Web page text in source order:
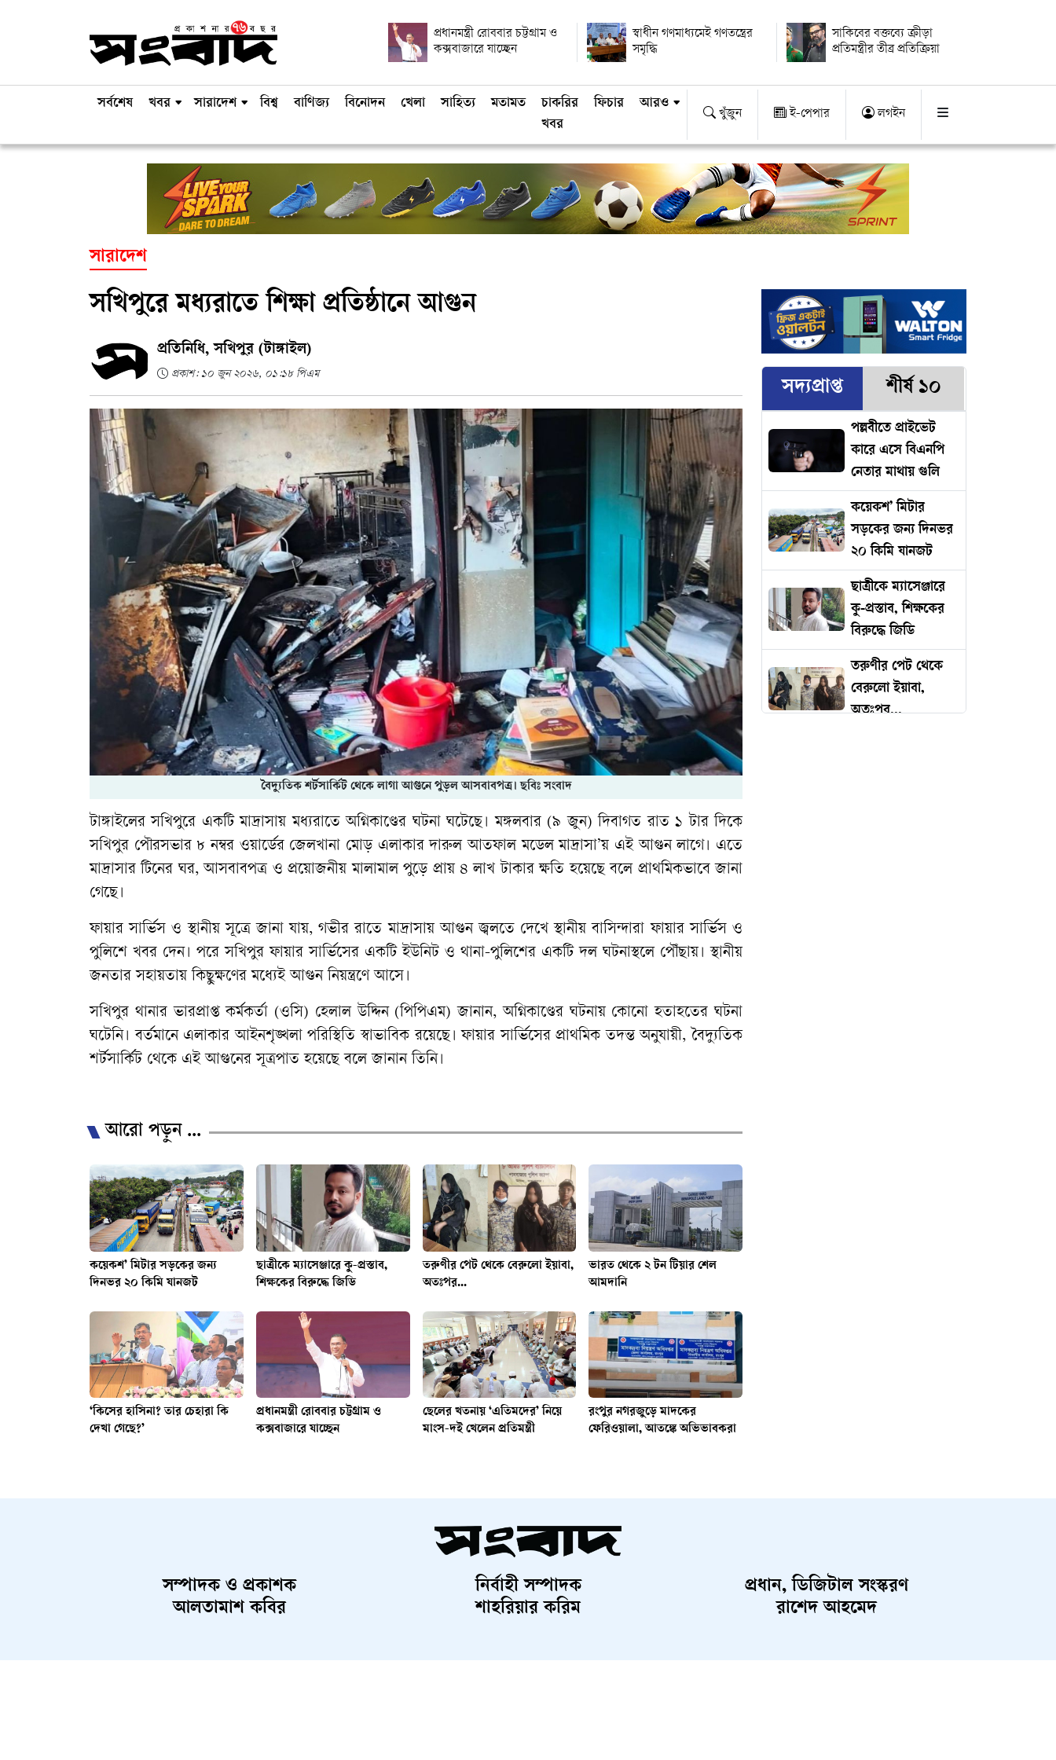
প্রধানমন্ত্রী রোববার চট্টগ্রাম ও
কক্সবাজারে যাচ্ছেন
স্বাধীন গণমাধ্যমেই গণতন্ত্রের
সমৃদ্ধি
সাকিবের বক্তব্যে ক্রীড়া
প্রতিমন্ত্রীর তীব্র প্রতিক্রিয়া
সর্বশেষ খবর সারাদেশ বিশ্ব বাণিজ্য বিনোদন খেলা সাহিত্য মতামত
চাকরির
খবর
ফিচার আরও
খুঁজুন ই-পেপার লগইন
সারাদেশ
সখিপুরে মধ্যরাতে শিক্ষা প্রতিষ্ঠানে আগুন
প্রতিনিধি, সখিপুর (টাঙ্গাইল)
প্রকাশ: ১০ জুন ২০২৬, ০১:১৮ পিএম
বৈদ্যুতিক শর্টসার্কিট থেকে লাগা আগুনে পুড়ল আসবাবপত্র। ছবিঃ সংবাদ
টাঙ্গাইলের সখিপুরে একটি মাদ্রাসায় মধ্যরাতে অগ্নিকাণ্ডের ঘটনা ঘটেছে। মঙ্গলবার (৯ জুন) দিবাগত রাত ১ টার দিকে
সখিপুর পৌরসভার ৮ নম্বর ওয়ার্ডের জেলখানা মোড় এলাকার দারুল আতফাল মডেল মাদ্রাসা’য় এই আগুন লাগে। এতে
মাদ্রাসার টিনের ঘর, আসবাবপত্র ও প্রয়োজনীয় মালামাল পুড়ে প্রায় ৪ লাখ টাকার ক্ষতি হয়েছে বলে প্রাথমিকভাবে জানা
গেছে।
ফায়ার সার্ভিস ও স্থানীয় সূত্রে জানা যায়, গভীর রাতে মাদ্রাসায় আগুন জ্বলতে দেখে স্থানীয় বাসিন্দারা ফায়ার সার্ভিস ও
পুলিশে খবর দেন। পরে সখিপুর ফায়ার সার্ভিসের একটি ইউনিট ও থানা-পুলিশের একটি দল ঘটনাস্থলে পৌঁছায়। স্থানীয়
জনতার সহায়তায় কিছুক্ষণের মধ্যেই আগুন নিয়ন্ত্রণে আসে।
সখিপুর থানার ভারপ্রাপ্ত কর্মকর্তা (ওসি) হেলাল উদ্দিন (পিপিএম) জানান, অগ্নিকাণ্ডের ঘটনায় কোনো হতাহতের ঘটনা
ঘটেনি। বর্তমানে এলাকার আইনশৃঙ্খলা পরিস্থিতি স্বাভাবিক রয়েছে। ফায়ার সার্ভিসের প্রাথমিক তদন্ত অনুযায়ী, বৈদ্যুতিক
শর্টসার্কিট থেকে এই আগুনের সূত্রপাত হয়েছে বলে জানান তিনি।
আরো পড়ুন ...
কয়েকশ’ মিটার সড়কের জন্য
দিনভর ২০ কিমি যানজট
ছাত্রীকে ম্যাসেঞ্জারে কু-প্রস্তাব,
শিক্ষকের বিরুদ্ধে জিডি
তরুণীর পেট থেকে বেরুলো ইয়াবা,
অতঃপর...
ভারত থেকে ২ টন টিয়ার শেল
আমদানি
‘কিসের হাসিনা? তার চেহারা কি
দেখা গেছে?’
প্রধানমন্ত্রী রোববার চট্টগ্রাম ও
কক্সবাজারে যাচ্ছেন
ছেলের খতনায় ‘এতিমদের’ নিয়ে
মাংস-দই খেলেন প্রতিমন্ত্রী
রংপুর নগরজুড়ে মাদকের
ফেরিওয়ালা, আতঙ্কে অভিভাবকরা
সদ্যপ্রাপ্ত শীর্ষ ১০
পল্লবীতে প্রাইভেট
কারে এসে বিএনপি
নেতার মাথায় গুলি
কয়েকশ’ মিটার
সড়কের জন্য দিনভর
২০ কিমি যানজট
ছাত্রীকে ম্যাসেঞ্জারে
কু-প্রস্তাব, শিক্ষকের
বিরুদ্ধে জিডি
তরুণীর পেট থেকে
বেরুলো ইয়াবা,
অতঃপর...
সম্পাদক ও প্রকাশক
আলতামাশ কবির
নির্বাহী সম্পাদক
শাহরিয়ার করিম
প্রধান, ডিজিটাল সংস্করণ
রাশেদ আহমেদ